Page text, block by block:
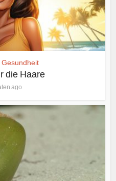
Gesundheit
die Haare
ago